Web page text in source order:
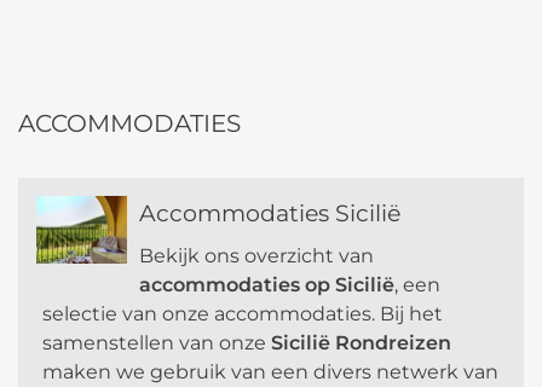
n
t
i
v
ACCOMMODATIES
Accommodaties Sicilië
Bekijk ons overzicht van
accommodaties op Sicilië, een
selectie van onze accommodaties. Bij het
samenstellen van onze Sicilië Rondreizen
maken we gebruik van een divers netwerk van